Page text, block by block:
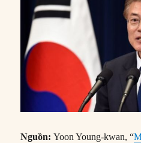
Nguồn:Yoon Young-kwan, “